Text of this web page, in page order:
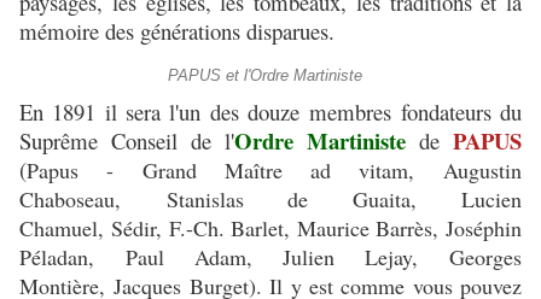
mémoire des générations disparues.
PAPUS et l'Ordre Martiniste
En 1891 il sera l'un des douze membres fondateurs du
Suprême Conseil de l'Ordre Martiniste de PAPUS
(Papus - Grand Maître ad vitam, Augustin
Chaboseau, Stanislas de Guaita, Lucien
Chamuel, Sédir, F.-Ch. Barlet, Maurice Barrès, Joséphin
Péladan, Paul Adam,Julien Lejay,Georges
Montière,Jacques Burget). Il y est comme vous pouvez